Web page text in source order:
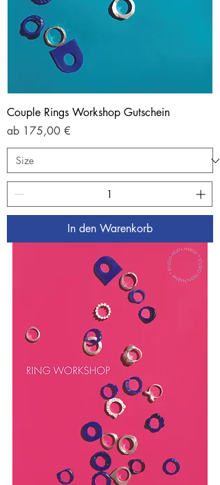
Couple Rings Workshop Gutschein
ab 175,00 €
Sale-Preis
In den Warenkorb